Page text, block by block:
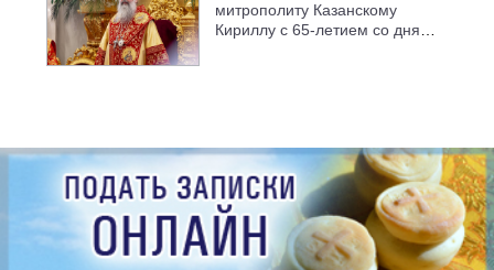
митрополиту Казанскому
Кириллу с 65-летием со дня